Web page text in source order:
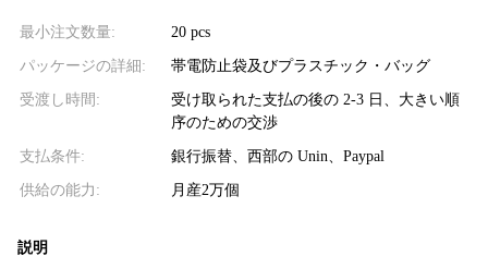
最小注文数量: 20 pcs
パッケージの詳細: 帯電防止袋及びプラスチック・バッグ
受渡し時間:
受け取られた支払の後の 2-3 日、大きい順
序のための交渉
支払条件: 銀行振替、西部の Unin、Paypal
供給の能力: 月産2万個
説明